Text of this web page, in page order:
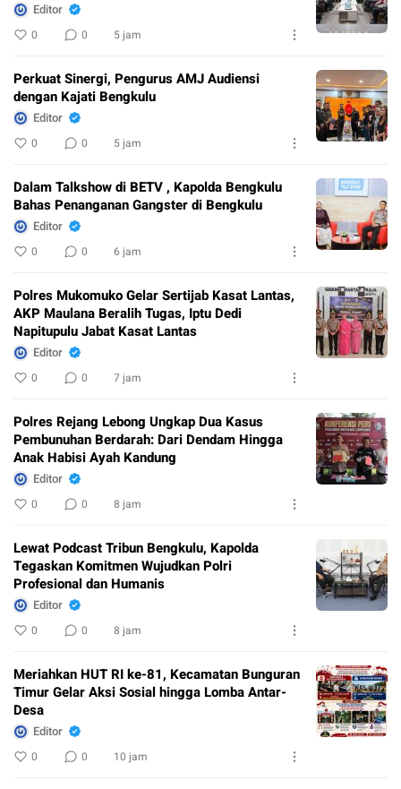
Editor
0 0 5 jam
Perkuat Sinergi, Pengurus AMJ Audiensi
dengan Kajati Bengkulu
Editor
0 0 5 jam
Dalam Talkshow di BETV , Kapolda Bengkulu
Bahas Penanganan Gangster di Bengkulu
Editor
0 0 6 jam
Polres Mukomuko Gelar Sertijab Kasat Lantas,
AKP Maulana Beralih Tugas, Iptu Dedi
Napitupulu Jabat Kasat Lantas
Editor
0 0 7 jam
Polres Rejang Lebong Ungkap Dua Kasus
Pembunuhan Berdarah: Dari Dendam Hingga
Anak Habisi Ayah Kandung
Editor
0 0 8 jam
Lewat Podcast Tribun Bengkulu, Kapolda
Tegaskan Komitmen Wujudkan Polri
Profesional dan Humanis
Editor
0 0 8 jam
Meriahkan HUT RI ke-81, Kecamatan Bunguran
Timur Gelar Aksi Sosial hingga Lomba Antar-
Desa
Editor
0 0 10 jam